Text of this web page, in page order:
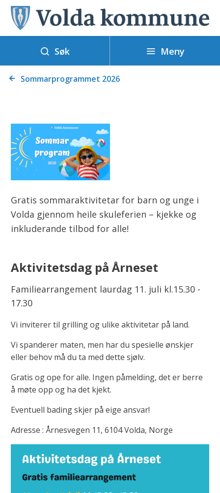
V
o
l
a
Søk Meny
Du Sommarprogrammet 2026
Gratis sommaraktivitetar for barn og unge i
Volda gjennom heile skuleferien – kjekke og
inkluderande tilbod for alle!
Aktivitetsdag på Årneset
Familiearrangement laurdag 11. juli kl.15.30 -
17.30
Vi inviterer til grilling og ulike aktivitetar på land.
Vi spanderer maten, men har du spesielle ønskjer
eller behov må du ta med dette sjølv.
Gratis og ope for alle. Ingen påmelding, det er berre
å møte opp og ha det kjekt.
Eventuell bading skjer på eige ansvar!
Adresse : Årnesvegen 11, 6104 Volda, Norge